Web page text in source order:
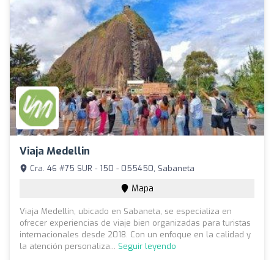
Viaja Medellin
Cra. 46 #75 SUR - 150 - 055450, Sabaneta
Mapa
Viaja Medellín, ubicado en Sabaneta, se especializa en
ofrecer experiencias de viaje bien organizadas para turistas
internacionales desde 2018. Con un enfoque en la calidad y
la atención personaliza... Seguir leyendo